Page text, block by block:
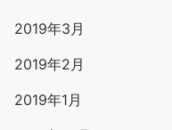
2019年3月
2019年2月
2019年1月